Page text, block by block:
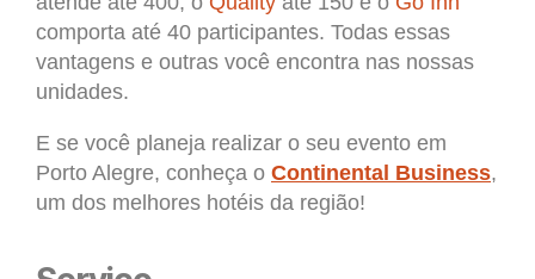
comporta até 40 participantes. Todas essas
vantagens e outras você encontra nas nossas
unidades.
E se você planeja realizar o seu evento em
Porto Alegre, conheça o Continental Business,
um dos melhores hotéis da região!